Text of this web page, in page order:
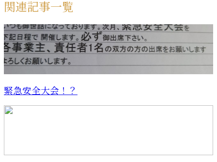
関連記事一覧
緊急安全大会！？